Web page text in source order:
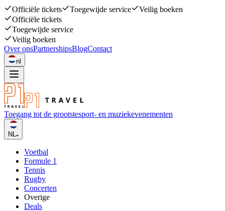
Officiële tickets Toegewijde service
Veilig boeken
Officiële tickets
Toegewijde service
Veilig boeken
Over onsPartnershipsBlogContact
nl
Toegang tot de grootstesport- en muziekevenementen
NL
Voetbal
Formule 1
Tennis
Rugby
Concerten
Overige
Deals